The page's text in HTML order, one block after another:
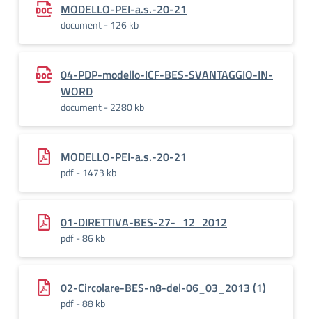
MODELLO-PEI-a.s.-20-21
document - 126 kb
04-PDP-modello-ICF-BES-SVANTAGGIO-IN-
WORD
document - 2280 kb
MODELLO-PEI-a.s.-20-21
pdf - 1473 kb
01-DIRETTIVA-BES-27-_12_2012
pdf - 86 kb
02-Circolare-BES-n8-del-06_03_2013 (1)
pdf - 88 kb